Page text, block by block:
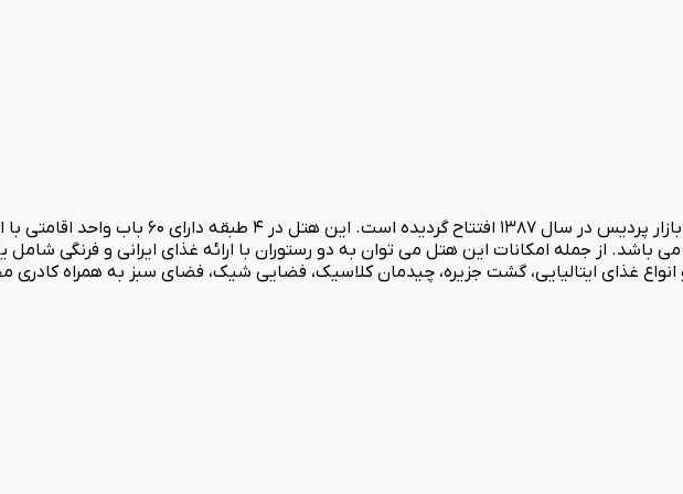
هتل چهار ستاره آرامیس در شمال شرقی جزیره زیبای کیش نزدیک به بازار پردیس در سال
باشد. از جمله امکانات این هتل می توان به دو رستوران با ارائه غذای ایرانی و فرنگی
غذای ایتالیایی، گشت جزیره، چیدمان کلاسیک، فضایی شیک، فضای سبز به همراه کادری